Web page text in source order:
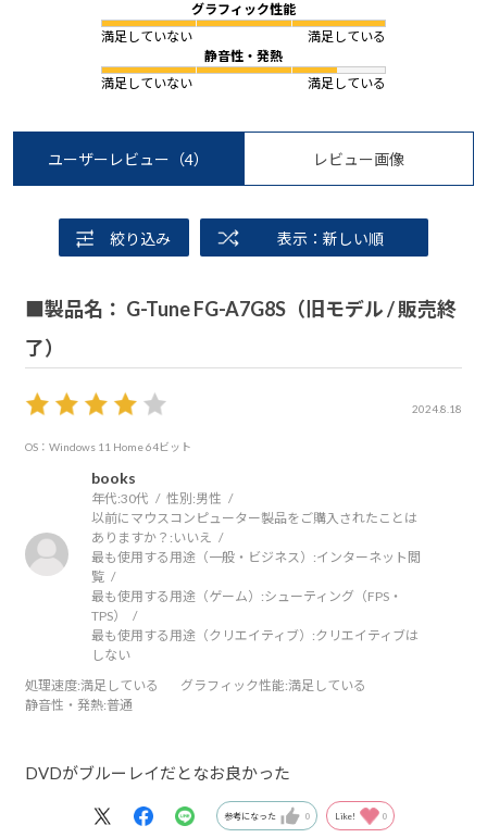
グラフィック性能
満足していない
満足している
静音性・発熱
満足していない
満足している
ユーザーレビュー （4） レビュー画像
絞り込み 表示：新しい順
■製品名： G-Tune FG-A7G8S（旧モデル / 販売終
了）
2024.8.18
OS：Windows 11 Home 64ビット
books
年代:30代 性別:男性
以前にマウスコンピューター製品をご購入されたことは
ありますか？: いいえ
最も使用する用途（一般・ビジネス）:インターネット閲
覧
最も使用する用途（ゲーム）:シューティング（FPS・
TPS）
最も使用する用途（クリエイティブ）:クリエイティブは
しない
処理速度:満足している グラフィック性能:満足している
静音性・発熱:普通
DVDがブルーレイだとなお良かった
参考になった 0 Like! 0